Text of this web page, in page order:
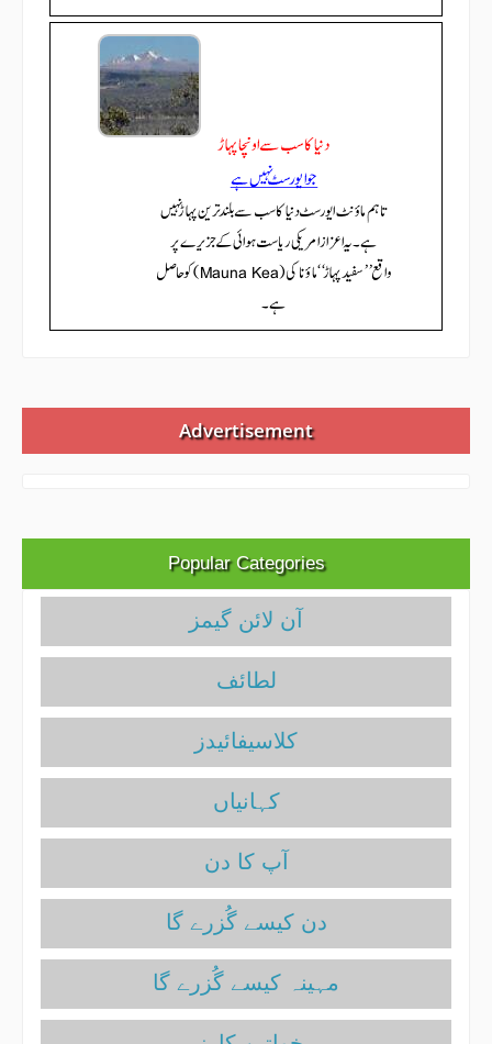
Advertisement
Popular Categories
آن لائن گیمز
لطائف
کلاسیفائیدز
کہانیاں‌
آپ کا دن
دن کیسے گُزرے گا
مہینہ کیسے گُزرے گا